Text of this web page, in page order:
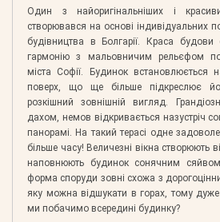
Один з найоригінальніших і
створювався на основі індивідуальних
будівництва в Болгарії. Краса будови
гармонію з мальовничим рельєфом
міста Софії. Будинок встановлюється
поверх, що ще більше підкреслює
розкішний зовнішній вигляд.
дахом, немов відкривається назустріч
панорамі. На такий терасі одне
більше часу! Величезні вікна створюють
наповнюють будинок сонячним сяйвом
форма споруди зовні схожа з
яку можна відшукати в горах, тому
ми побачимо всередині будинку?